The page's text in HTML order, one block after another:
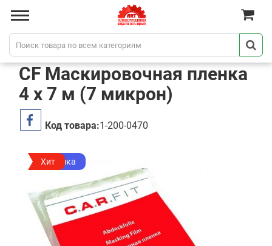
CF Маскировочная пленка
4 х 7 м (7 микрон)
Код товара:1-200-0470
Новинка
Хит